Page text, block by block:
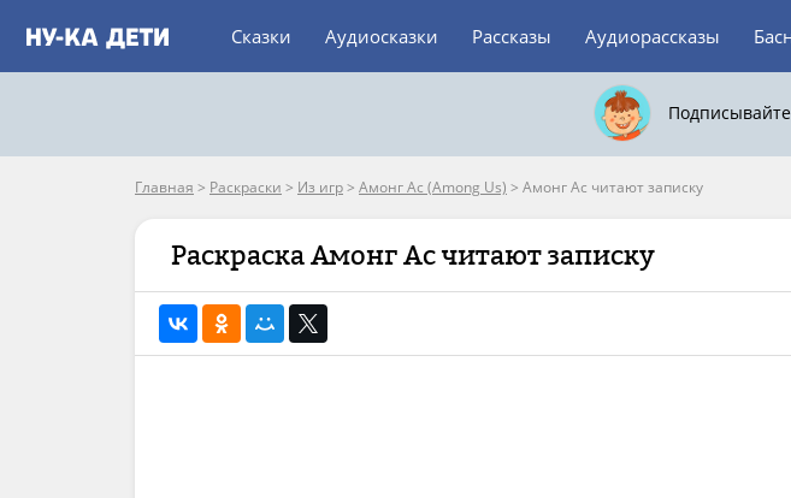
Сказки Аудиосказки Рассказы Аудиорассказы
Главная > Раскраски > Из игр> Амонг Ас (Among Us) > Амонг Ас читают записку
Раскраска Амонг Ас читают записку